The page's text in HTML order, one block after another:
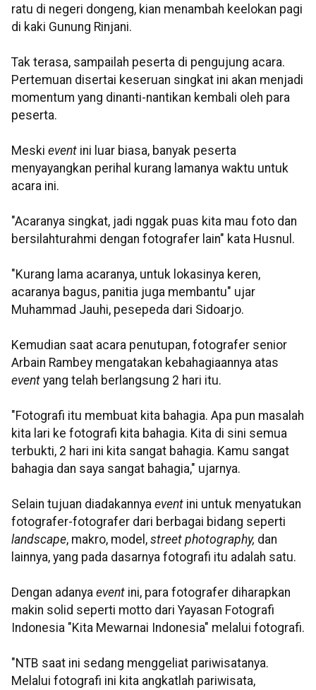
ratu di negeri dongeng, kian menambah keelokan pagi
di kaki Gunung Rinjani.
Tak terasa, sampailah peserta di pengujung acara.
Pertemuan disertai keseruan singkat ini akan menjadi
momentum yang dinanti-nantikan kembali oleh para
peserta.
Meski event ini luar biasa, banyak peserta
menyayangkan perihal kurang lamanya waktu untuk
acara ini.
"Acaranya singkat, jadi nggak puas kita mau foto dan
bersilahturahmi dengan fotografer lain" kata Husnul .
"Kurang lama acaranya, untuk lokasinya keren,
acaranya bagus, panitia juga membantu" ujar
Muhammad Jauhi, pesepeda dari Sidoarjo.
Kemudian saat acara penutupan, fotografer senior
Arbain Rambey mengatakan kebahagiaannya atas
event yang telah berlangsung 2 hari itu.
"Fotografi itu membuat kita bahagia. Apa pun masalah
kita lari ke fotografi kita bahagia. Kita di sini semua
terbukti, 2 hari ini kita sangat bahagia. Kamu sangat
bahagia dan saya sangat bahagia," ujarnya.
Selain tujuan diadakannya event ini untuk menyatukan
fotografer-fotografer dari berbagai bidang seperti
landscape, makro, model, street photography, dan
lainnya, yang pada dasarnya fotografi itu adalah satu.
Dengan adanya event ini, para fotografer diharapkan
makin solid seperti motto dari Yayasan Fotografi
Indonesia "Kita Mewarnai Indonesia" melalui fotografi.
"NTB saat ini sedang menggeliat pariwisatanya.
Melalui fotografi ini kita angkatlah pariwisata,